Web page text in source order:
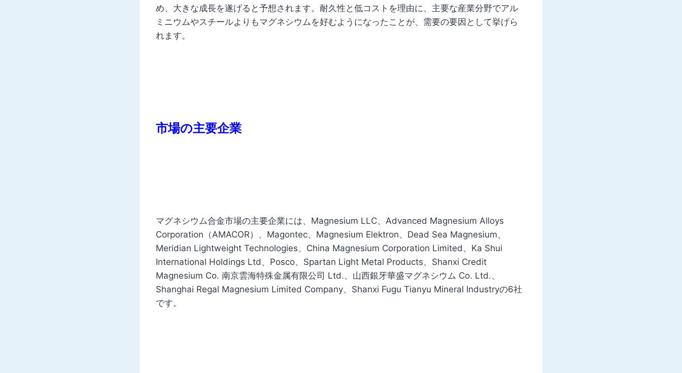
め、大きな成長を遂げると予想されます。耐久性と低コストを理由に、主要な産業分野でアル
ミニウムやスチールよりもマグネシウムを好むようになったことが、需要の要因として挙げら
れます。
市場の主要企業
マグネシウム合金市場の主要企業には、Magnesium LLC、Advanced Magnesium Alloys
Corporation（AMACOR）、Magontec、Magnesium Elektron、Dead Sea Magnesium、
Meridian Lightweight Technologies、China Magnesium Corporation Limited、Ka Shui
International Holdings Ltd、Posco、Spartan Light Metal Products、Shanxi Credit
Magnesium Co. 南京雲海特殊金属有限公司 Ltd.、山西銀牙華盛マグネシウム Co. Ltd.、
Shanghai Regal Magnesium Limited Company、Shanxi Fugu Tianyu Mineral Industryの6社
です。